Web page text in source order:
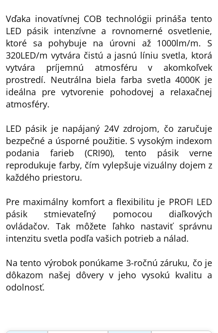
Vďaka inovatívnej COB technológii prináša tento
LED pásik intenzívne a rovnomerné osvetlenie,
ktoré sa pohybuje na úrovni až 1000lm/m. S
320LED/m vytvára čistú a jasnú líniu svetla, ktorá
vytvára príjemnú atmosféru v akomkoľvek
prostredí. Neutrálna biela farba svetla 4000K je
ideálna pre vytvorenie pohodovej a relaxačnej
atmosféry.
LED pásik je napájaný 24V zdrojom, čo zaručuje
bezpečné a úsporné použitie. S vysokým indexom
podania farieb (CRI90), tento pásik verne
reprodukuje farby, čím vylepšuje vizuálny dojem z
každého priestoru.
Pre maximálny komfort a flexibilitu je PROFI LED
pásik stmievateľný pomocou diaľkových
ovládačov. Tak môžete ľahko nastaviť správnu
intenzitu svetla podľa vašich potrieb a nálad.
Na tento výrobok ponúkame 3-ročnú záruku, čo je
dôkazom našej dôvery v jeho vysokú kvalitu a
odolnosť.